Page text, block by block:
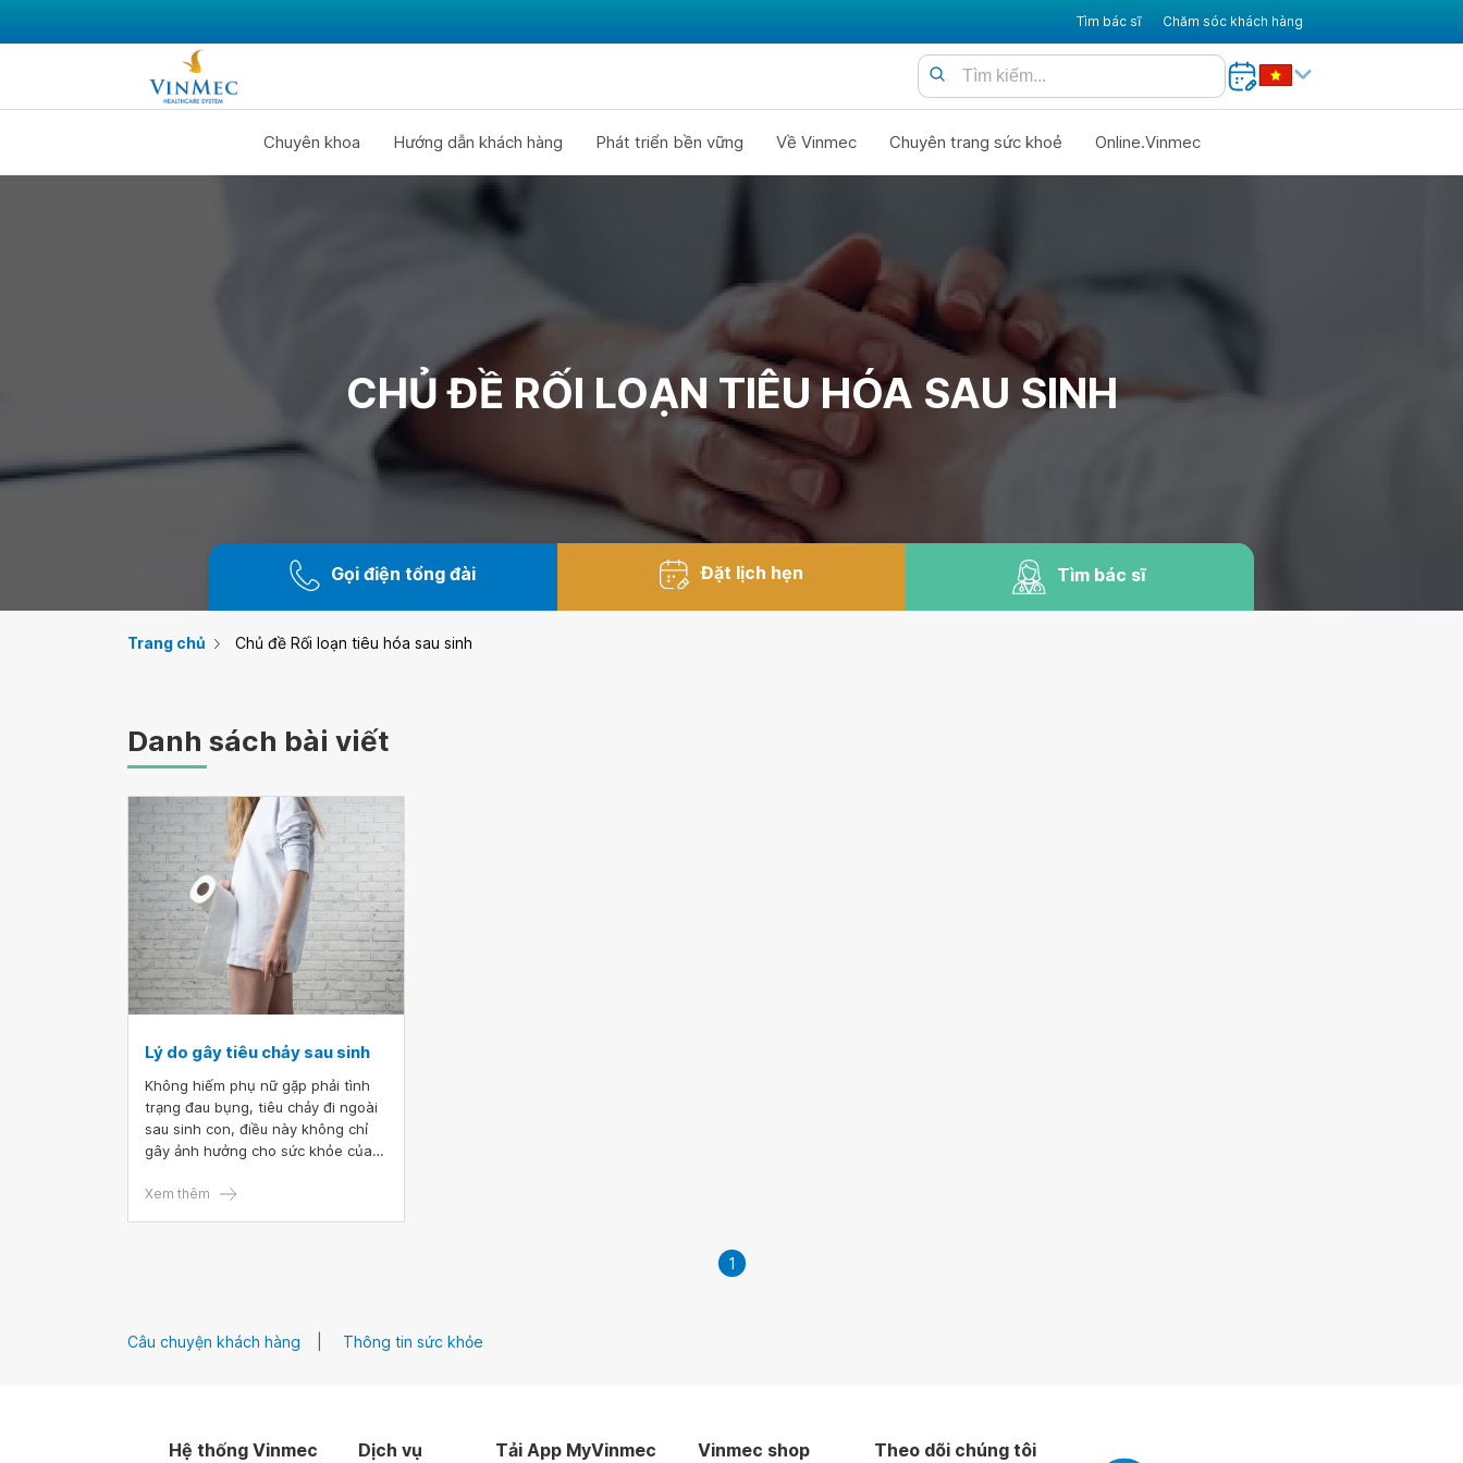
Tìm bác sĩ Chăm sóc khách hàng
Chuyên khoa Hướng dẫn khách hàng Phát triển bền vững Về Vinmec Chuyên trang sức khoẻ Online.Vinmec
CHỦ ĐỀ RỐI LOẠN TIÊU HÓA SAU SINH
Gọi điện tổng đài Đặt lịch hẹn Tìm bác sĩ
Trang chủ Chủ đề Rối loạn tiêu hóa sau sinh
Danh sách bài viết
Lý do gây tiêu chảy sau sinh
Không hiếm phụ nữ gặp phải tình
trạng đau bụng, tiêu chảy đi ngoài
sau sinh con, điều này không chỉ
gây ảnh hưởng cho sức khỏe của
chất lượng sữa cho con bú do phải
Xem thêm
1
Câu chuyện khách hàng Thông tin sức khỏe
Hệ thống Vinmec Dịch vụ Tải App MyVinmec Vinmec shop Theo dõi chúng tôi